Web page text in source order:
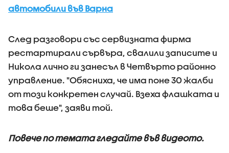
автомобили във Варна
След разговори със сервизната фирма
рестартирали сървъра, свалили записите и
Никола лично ги занесъл в Четвърто районно
управление. "Обясниха, че има поне 30 жалби
от този конкретен случай. Взеха флашката и
това беше", заяви той.
Повече по темата гледайте във видеото.